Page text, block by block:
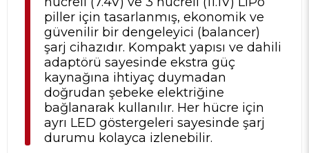
piller için tasarlanmış, ekonomik ve
güvenilir bir dengeleyici (balancer)
şarj cihazıdır. Kompakt yapısı ve dahili
adaptörü sayesinde ekstra güç
kaynağına ihtiyaç duymadan
doğrudan şebeke elektriğine
bağlanarak kullanılır. Her hücre için
ayrı LED göstergeleri sayesinde şarj
durumu kolayca izlenebilir.